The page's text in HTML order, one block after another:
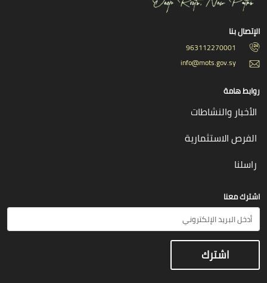
الإتصال بنا
963112270001
info@mots.gov.sy
روابط هامة
الأخبار والنشاطات
الفرص الاستثمارية
راسلنا
اشترك معنا